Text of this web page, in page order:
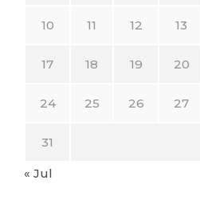
10 11 12 13
17 18 19 20
24 25 26 27
31
« Jul